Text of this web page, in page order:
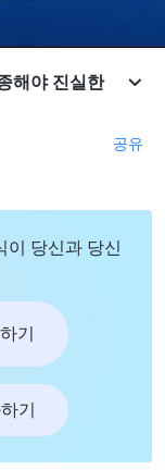
해야 진실한
공유
이 당신과 당신
기
기